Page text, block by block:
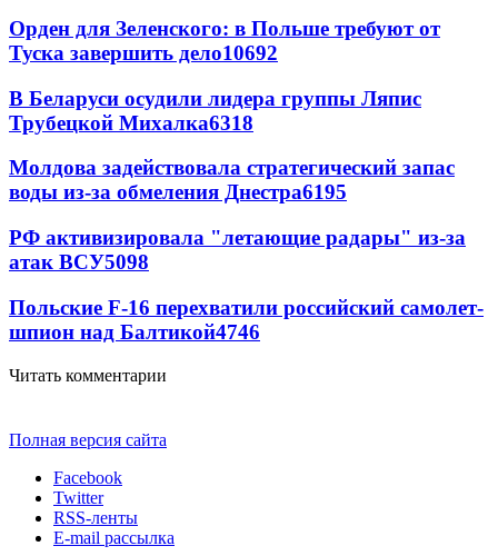
Орден для Зеленского: в Польше требуют от
Туска завершить дело10692
В Беларуси осудили лидера группы Ляпис
Трубецкой Михалка6318
Молдова задействовала стратегический запас
воды из-за обмеления Днестра6195
РФ активизировала "летающие радары" из-за
атак ВСУ5098
Польские F-16 перехватили российский самолет-
шпион над Балтикой4746
Читать комментарии
Полная версия сайта
Facebook
Twitter
RSS-ленты
E-mail рассылка